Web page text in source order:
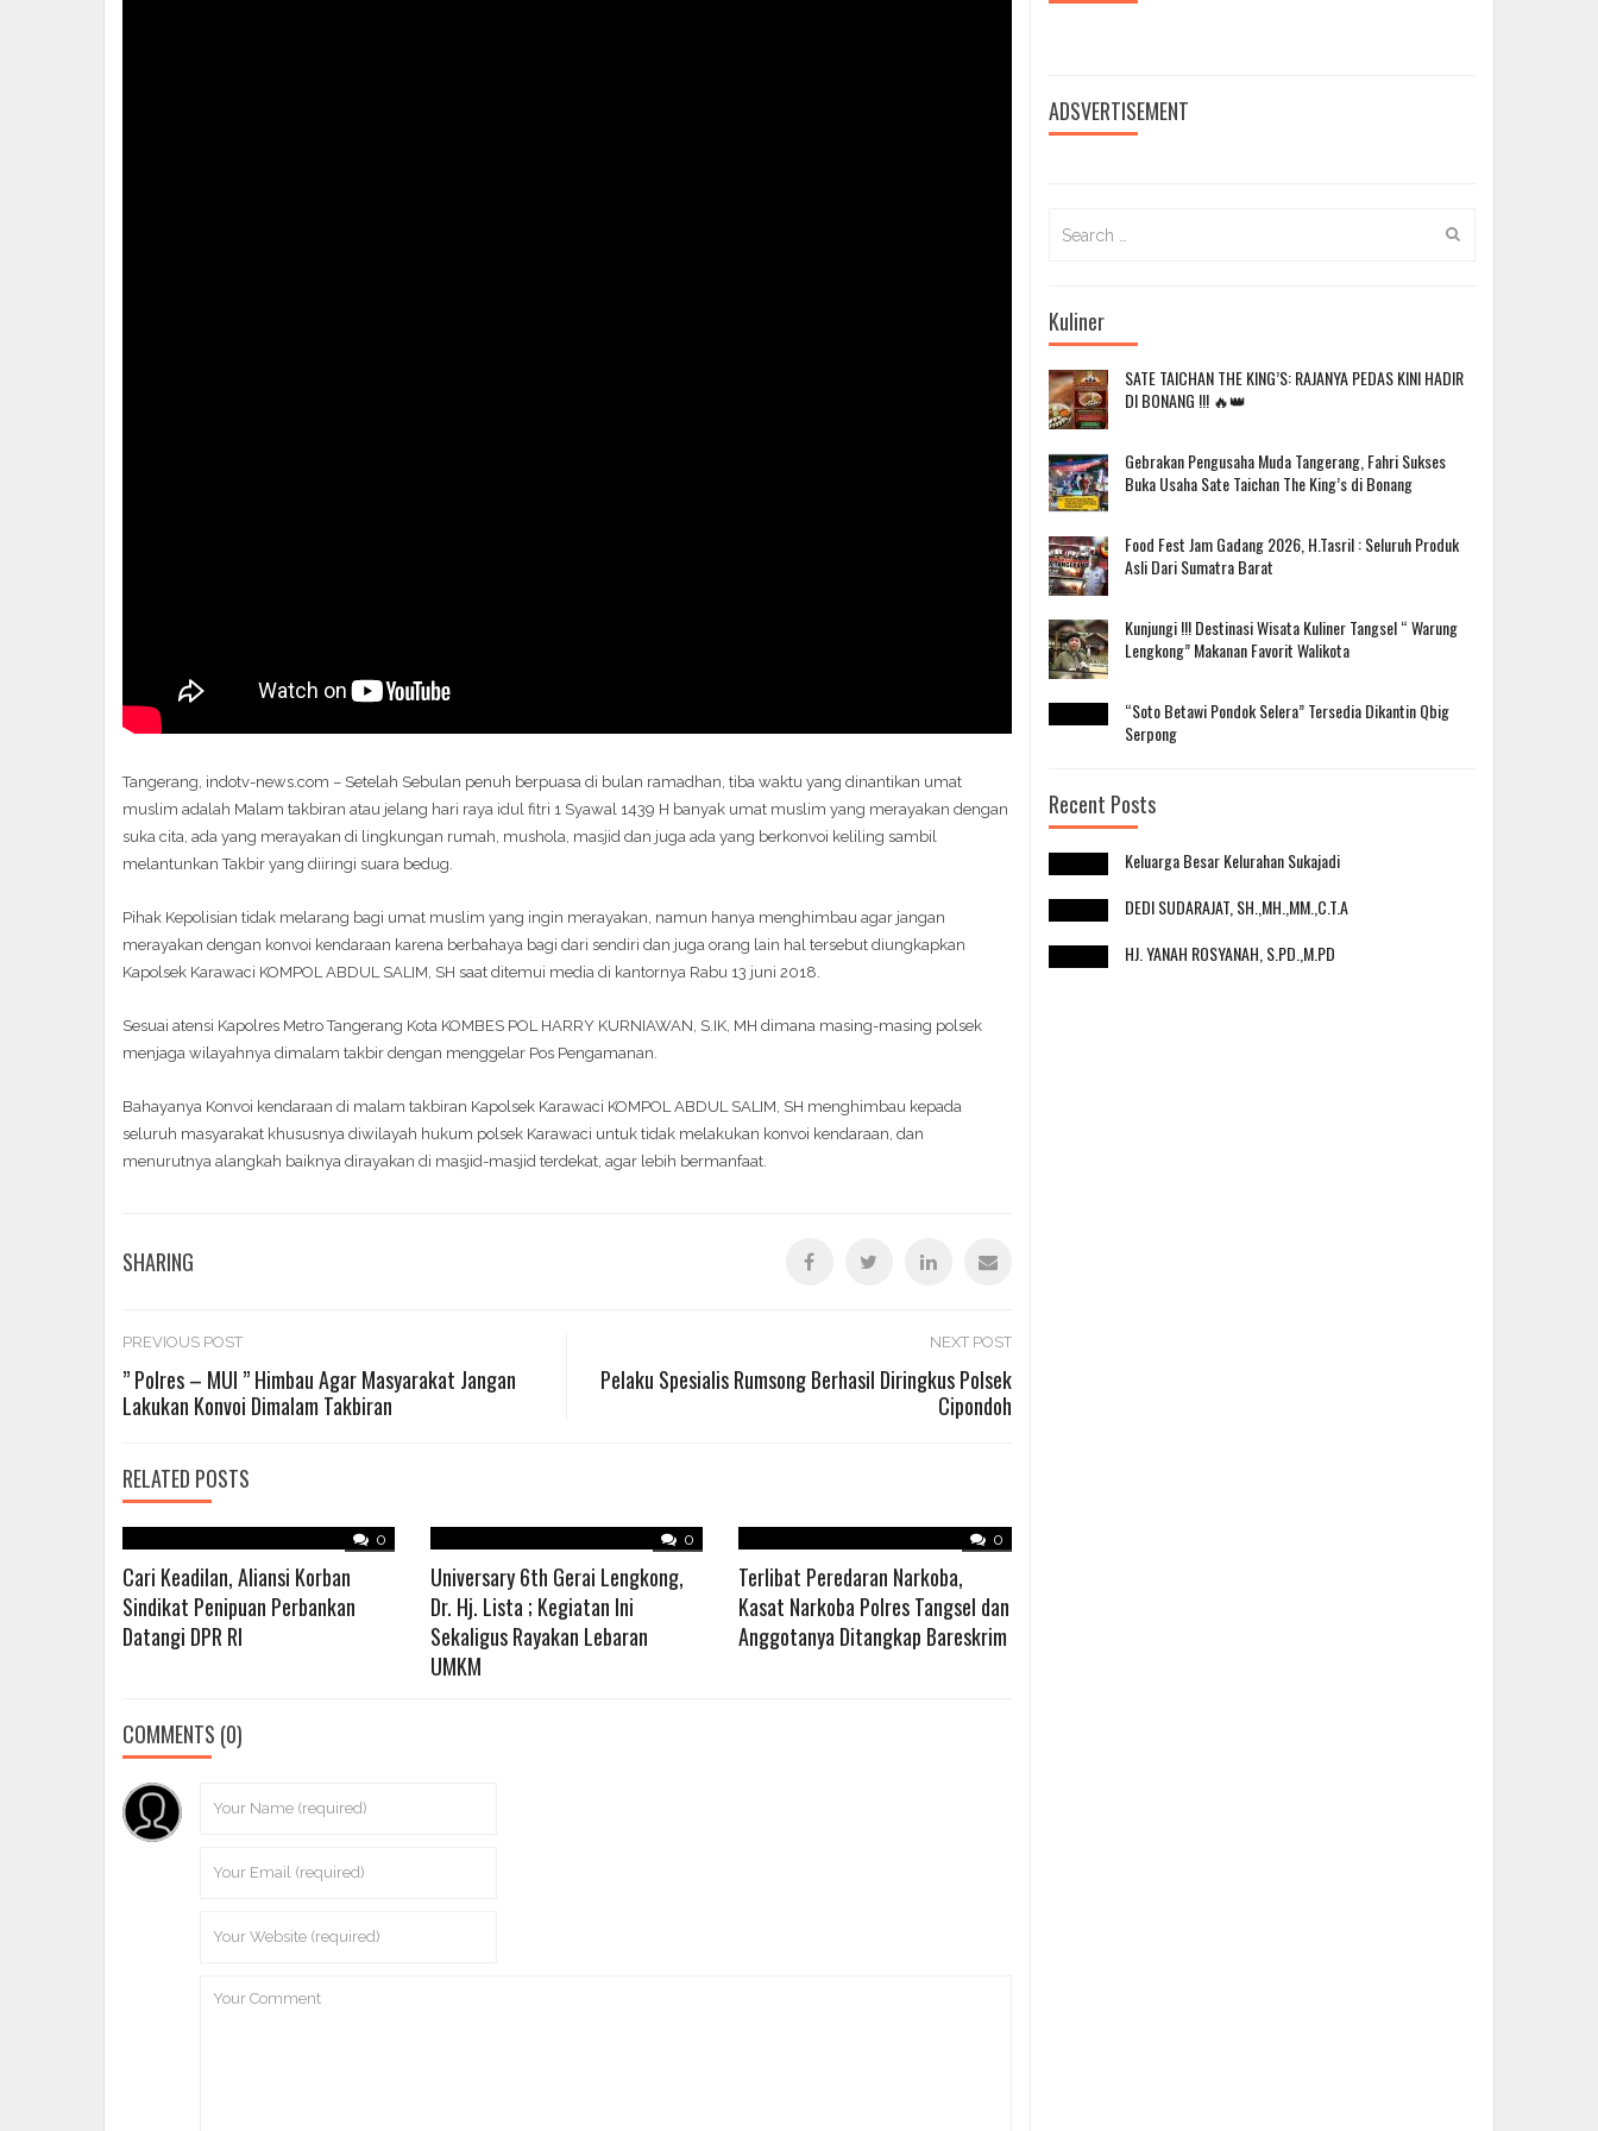
Tangerang, indotv-news.com – Setelah Sebulan penuh berpuasa di bulan ramadhan, tiba waktu yang dinantikan umat
muslim adalah Malam takbiran atau jelang hari raya idul fitri 1 Syawal 1439 H banyak umat muslim yang merayakan dengan
suka cita, ada yang merayakan di lingkungan rumah, mushola, masjid dan juga ada yang berkonvoi keliling sambil
melantunkan Takbir yang diiringi suara bedug.
Pihak Kepolisian tidak melarang bagi umat muslim yang ingin merayakan, namun hanya menghimbau agar jangan
merayakan dengan konvoi kendaraan karena berbahaya bagi dari sendiri dan juga orang lain hal tersebut diungkapkan
Kapolsek Karawaci KOMPOL ABDUL SALIM, SH saat ditemui media di kantornya Rabu 13 juni 2018.
Sesuai atensi Kapolres Metro Tangerang Kota KOMBES POL HARRY KURNIAWAN, S.IK, MH dimana masing-masing polsek
menjaga wilayahnya dimalam takbir dengan menggelar Pos Pengamanan.
Bahayanya Konvoi kendaraan di malam takbiran Kapolsek Karawaci KOMPOL ABDUL SALIM, SH menghimbau kepada
seluruh masyarakat khususnya diwilayah hukum polsek Karawaci untuk tidak melakukan konvoi kendaraan, dan
menurutnya alangkah baiknya dirayakan di masjid-masjid terdekat, agar lebih bermanfaat.
SHARING
Post
navigation
PREVIOUS POST
” Polres – MUI ” Himbau Agar Masyarakat Jangan
Lakukan Konvoi Dimalam Takbiran
NEXT POST
Pelaku Spesialis Rumsong Berhasil Diringkus Polsek
Cipondoh
RELATED POSTS
0
Cari Keadilan, Aliansi Korban
Sindikat Penipuan Perbankan
Datangi DPR RI
0
Universary 6th Gerai Lengkong,
Dr. Hj. Lista ; Kegiatan Ini
Sekaligus Rayakan Lebaran
UMKM
0
Terlibat Peredaran Narkoba,
Kasat Narkoba Polres Tangsel dan
Anggotanya Ditangkap Bareskrim
COMMENTS (0)
ADSVERTISEMENT
for:
Kuliner
SATE TAICHAN THE KING’S: RAJANYA PEDAS KINI HADIR
DI BONANG !!! 🔥👑
Gebrakan Pengusaha Muda Tangerang, Fahri Sukses
Buka Usaha Sate Taichan The King’s di Bonang
Food Fest Jam Gadang 2026, H.Tasril : Seluruh Produk
Asli Dari Sumatra Barat
Kunjungi !!! Destinasi Wisata Kuliner Tangsel “ Warung
Lengkong” Makanan Favorit Walikota
“Soto Betawi Pondok Selera” Tersedia Dikantin Qbig
Serpong
Recent Posts
Keluarga Besar Kelurahan Sukajadi
DEDI SUDARAJAT, SH.,MH.,MM.,C.T.A
HJ. YANAH ROSYANAH, S.PD.,M.PD